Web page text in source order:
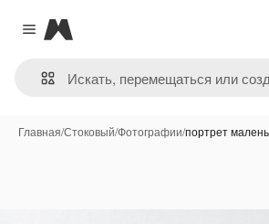
Close menu
Magnific
Главная/Стоковый/Фотографии/портрет